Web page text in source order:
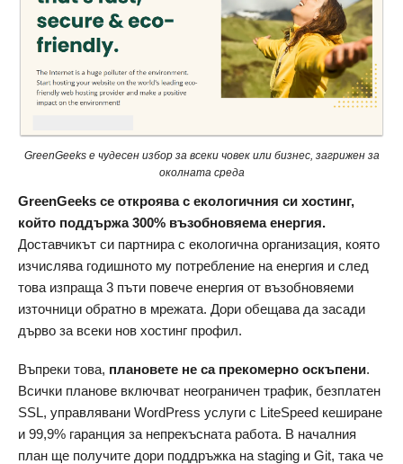
GreenGeeks е чудесен избор за всеки човек или бизнес, загрижен за
околната среда
GreenGeeks се откроява с екологичния си хостинг,
който поддържа 300% възобновяема енергия.
Доставчикът си партнира с екологична организация, която
изчислява годишното му потребление на енергия и след
това изпраща 3 пъти повече енергия от възобновяеми
източници обратно в мрежата. Дори обещава да засади
дърво за всеки нов хостинг профил.
Въпреки това, плановете не са прекомерно оскъпени.
Всички планове включват неограничен трафик, безплатен
SSL, управлявани WordPress услуги с LiteSpeed ​​кеширане
и 99,9% гаранция за непрекъсната работа. В началния
план ще получите дори поддръжка на staging и Git, така че